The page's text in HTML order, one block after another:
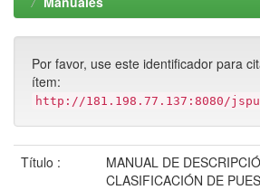
Por favor, use este identificador para
ítem:
http://181.198.77.137:8080/
Título :
MANUAL DE
CLASIFICACIÓN DE